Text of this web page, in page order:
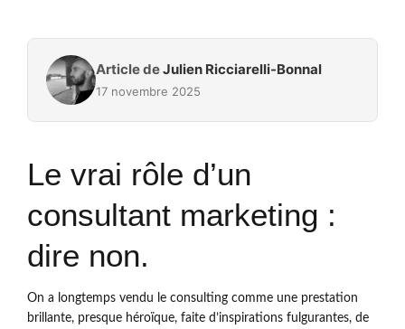
Article deJulien Ricciarelli-Bonnal
17 novembre 2025
Le vrai rôle d’un
consultant marketing :
dire non.
On a longtemps vendu le consulting comme une prestation
brillante, presque héroïque, faite d’inspirations fulgurantes, de